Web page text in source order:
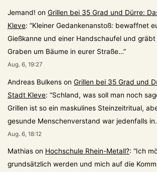
Jemand! on Grillen bei 35 Grad und Dürre:
Kleve: “Kleiner Gedankenanstoß: bewaffnet
Gießkanne und einer Handschaufel und gräbt
Graben um Bäume in eurer Straße…”
Aug. 6, 19:27
Andreas Bulkens on Grillen bei 35 Grad und
Stadt Kleve: “Schland, was soll man noch
Grillen ist so ein maskulines Steinzeitritual,
gesunde Menschenverstand war jedenfalls
Aug. 6, 18:12
Mathias on Hochschule Rhein-Metall?: “Ich
grundsätzlich werden und mich auf die